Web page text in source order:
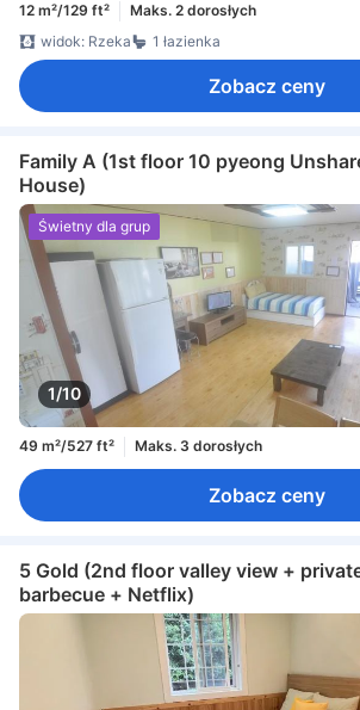
12 m²/129 ft²
Maks. 2 dorosłych
widok: Rzeka
1 łazienka
Zobacz ceny
Family A (1st floor 10 pyeong
House)
1/10
Świetny dla grup
49 m²/527 ft² Maks. 3 dorosłych
Zobacz ceny
5 Gold (2nd floor valley view +
barbecue + Netflix)